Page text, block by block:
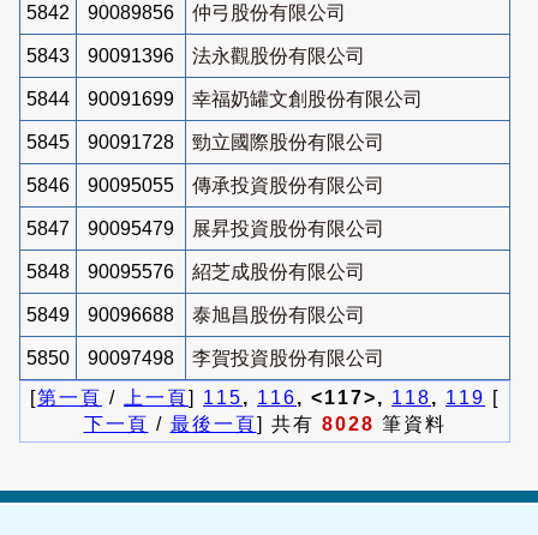
5842 90089856 仲弓股份有限公司
5843 90091396 法永觀股份有限公司
5844 90091699 幸福奶罐文創股份有限公司
5845 90091728 勁立國際股份有限公司
5846 90095055 傳承投資股份有限公司
5847 90095479 展昇投資股份有限公司
5848 90095576 紹芝成股份有限公司
5849 90096688 泰旭昌股份有限公司
5850 90097498
李賀投資股份有限公司
[第一頁 / 上一頁] 115, 116, <117>, 118, 119 [
下一頁 / 最後一頁] 共有 8028 筆資料